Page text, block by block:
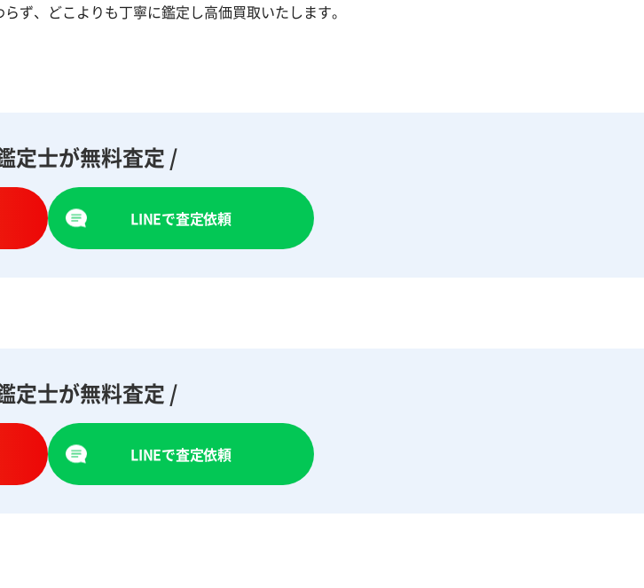
ず、どこよりも丁寧に鑑定し高価買取いたします。
定士が無料査定 /
LINEで査定依頼
定士が無料査定 /
LINEで査定依頼